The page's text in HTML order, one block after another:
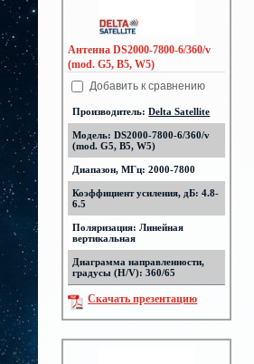
Антенна DS2000-7800-6/360/v
(mod. G5, B5, W5)
Добавить к сравнению
Производитель:Delta Satellite
Модель: DS2000-7800-6/360/v
(mod. G5, B5, W5)
Диапазон, МГц: 2000-7800
Коэффициент усиления, дБ: 4.8-
6.5
Поляризация: Линейная
вертикальная
Диаграмма направленности,
градусы (H/V): 360/65
Скачать презентацию